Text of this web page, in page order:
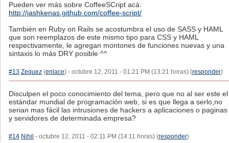
Pueden ver más sobre CoffeeSCript acá:
http://jashkenas.github.com/coffee-script/
También en Ruby on Rails se acostumbra el uso de SASS y HAML
que son reemplazos de este mismo tipo para CSS y HAML
respectivamente, le agregan montones de funciones nuevas y una
sintaxis lo más DRY posible ^^
#13 Zequez (enlace) - octubre 12, 2011 - 01:21 PM (13:21 horas) (responder)
Disculpen el poco conocimiento del tema, pero que no al ser este el
estándar mundial de programación web, si es que llega a serlo,no
serian mas fácil las intrusiones de hackers a aplicaciones o paginas
y servidores de determinada empresa?
#14 Nihil - octubre 12, 2011 - 02:11 PM (14:11 horas) (responder)